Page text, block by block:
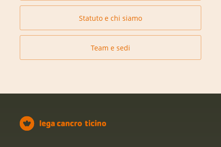
Statuto e chi siamo
Team e sedi